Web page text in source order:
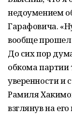
недоумением
Гарафовича.
вообще прошел
До сих пор
обкома партии
уверенности и
Рамиля
взглянув на